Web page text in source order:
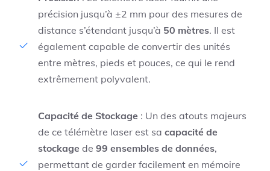
précision jusqu’à ±2 mm pour des mesures de
distance s’étendant jusqu’à 50 mètres. Il est
également capable de convertir des unités
entre mètres, pieds et pouces, ce qui le rend
extrêmement polyvalent.
Capacité de Stockage : Un des atouts majeurs
de ce télémètre laser est sa capacité de
stockage de 99 ensembles de données,
permettant de garder facilement en mémoire